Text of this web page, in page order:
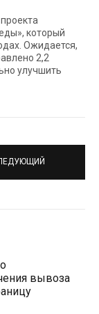
который
Ожидается,
2,2
улучшить
вывоза